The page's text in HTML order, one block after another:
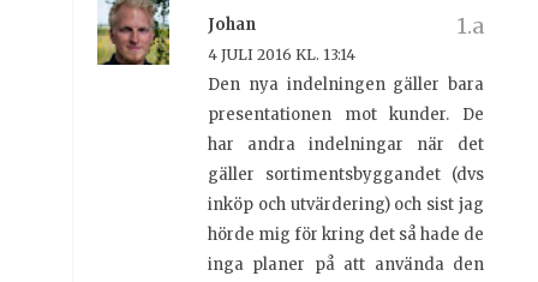
Johan
4 JULI 2016 KL. 13:14
Den nya indelningen gäller bara
presentationen mot kunder. De
har andra indelningar när det
gäller sortimentsbyggandet (dvs
inköp och utvärdering) och sist jag
hörde mig för kring det så hade de
inga planer på att använda den